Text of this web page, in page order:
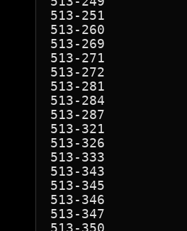
513-251
513-260
513-269
513-271
513-272
513-281
513-284
513-287
513-321
513-326
513-333
513-343
513-345
513-346
513-347
513-350